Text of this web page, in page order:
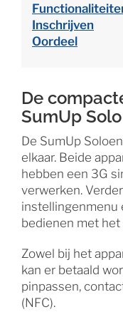
Inschrijven
Oordeel
De
SumUp
De SumUp
elkaar. Beide
hebben een 3G
verwerken.
instellingenmenu
bedienen met
Zowel bij het
kan er betaald
pinpassen,
(NFC).